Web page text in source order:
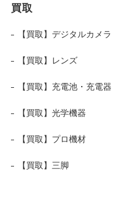
買取
【買取】デジタルカメラ
【買取】レンズ
【買取】充電池・充電器
【買取】光学機器
【買取】プロ機材
【買取】三脚